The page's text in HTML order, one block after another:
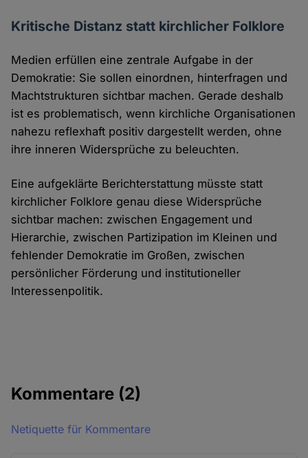
Kritische Distanz statt kirchlicher Folklore
Medien erfüllen eine zentrale Aufgabe in der
Demokratie: Sie sollen einordnen, hinterfragen und
Machtstrukturen sichtbar machen. Gerade deshalb
ist es problematisch, wenn kirchliche Organisationen
nahezu reflexhaft positiv dargestellt werden, ohne
ihre inneren Widersprüche zu beleuchten.
Eine aufgeklärte Berichterstattung müsste statt
kirchlicher Folklore genau diese Widersprüche
sichtbar machen: zwischen Engagement und
Hierarchie, zwischen Partizipation im Kleinen und
fehlender Demokratie im Großen, zwischen
persönlicher Förderung und institutioneller
Interessenpolitik.
Kommentare (2)
Netiquette für Kommentare